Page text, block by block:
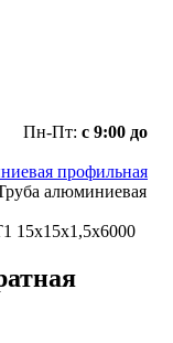
Пн-Пт: с 9:00 до
профильная
алюминиевая